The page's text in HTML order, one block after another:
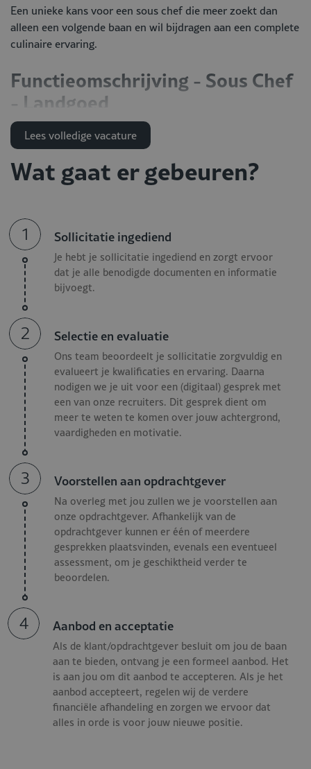
Een unieke kans voor een sous chef die meer zoekt dan
alleen een volgende baan en wil bijdragen aan een complete
culinaire ervaring.
Functieomschrijving - Sous Chef
- Landgoed
Wat ga je doen?
Je ondersteunt de chef-kok in de dagelijkse aansturing
van de keuken en het team;
niveau, met focus op smaak en presentatie;
Je denkt actief mee over menuontwikkeling,
seizoenssuggesties en productinnovatie;
Je bewaakt kwaliteit, hygiëne (HACCP) en efficiëntie in
alle keukenprocessen;
Je traint en begeleidt collega’s en draagt bij aan een
positieve, professionele werksfeer.
Functiecriteria Sous Chef -
Landgoed
Als Sous Chef voor dit prachtige landgoed voldoe je aan de
volgende eisen:
Minimaal 3 jaar ervaring in een vergelijkbare functie
binnen de (hotel)horeca;
Aantoonbare kennis van à-la-carte koken, bij voorkeur
met seizoens- en streekproducten;
Leiderschapskwaliteiten: je kunt een team motiveren,
aansturen en coachen;
Oog voor detail en kwaliteit, zowel in smaak als
presentatie;
Kennis van HACCP en ervaring met het bewaken van
hygiëne- en veiligheidsvoorschriften;
Flexibel inzetbaar, stressbestendig en gedreven om
continu te verbeteren.
De aanbieding Sous Chef -
Landgoed
Lees volledige vacature
Wat gaat er gebeuren?
1 Sollicitatie ingediend
Je hebt je sollicitatie ingediend en zorgt ervoor
dat je alle benodigde documenten en informatie
bijvoegt.
2 Selectie en evaluatie
Ons team beoordeelt je sollicitatie zorgvuldig en
evalueert je kwalificaties en ervaring. Daarna
nodigen we je uit voor een (digitaal) gesprek met
een van onze recruiters. Dit gesprek dient om
meer te weten te komen over jouw achtergrond,
vaardigheden en motivatie.
3 Voorstellen aan opdrachtgever
Na overleg met jou zullen we je voorstellen aan
onze opdrachtgever. Afhankelijk van de
opdrachtgever kunnen er één of meerdere
gesprekken plaatsvinden, evenals een eventueel
assessment, om je geschiktheid verder te
beoordelen.
4 Aanbod en acceptatie
Als de klant/opdrachtgever besluit om jou de baan
aan te bieden, ontvang je een formeel aanbod. Het
is aan jou om dit aanbod te accepteren. Als je het
aanbod accepteert, regelen wij de verdere
financiële afhandeling en zorgen we ervoor dat
alles in orde is voor jouw nieuwe positie.